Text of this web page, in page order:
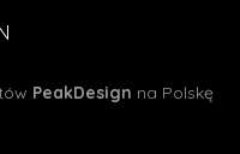
PeakDesign na Polskę